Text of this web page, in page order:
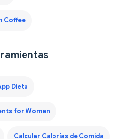
Coffee
Dieta
for Women
Calcular Calorías de Comida